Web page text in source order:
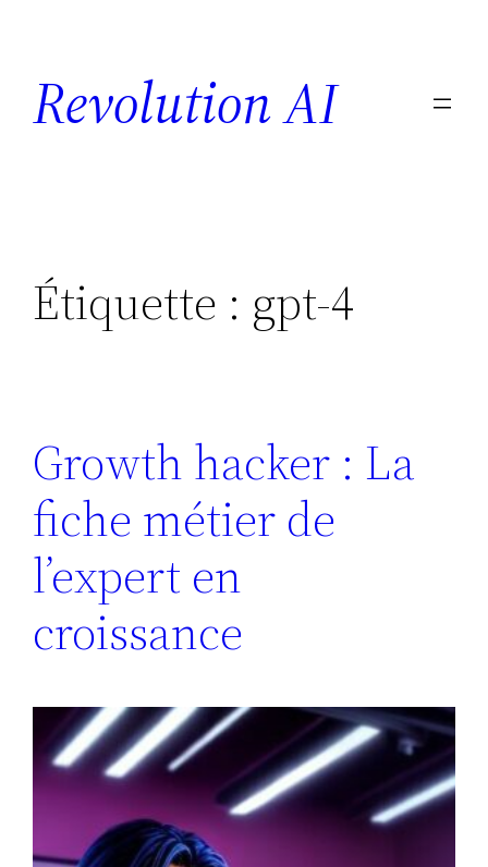
Revolution AI
Étiquette : gpt-4
Growth hacker : La
fiche métier de
l’expert en
croissance